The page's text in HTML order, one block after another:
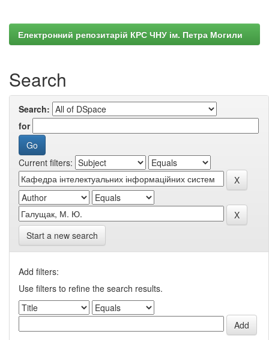
Електронний репозитарій КРС ЧНУ ім. Петра Могили
Search
Search:
for
Current filters:
Start a new search
Add filters:
Use filters to refine the search results.